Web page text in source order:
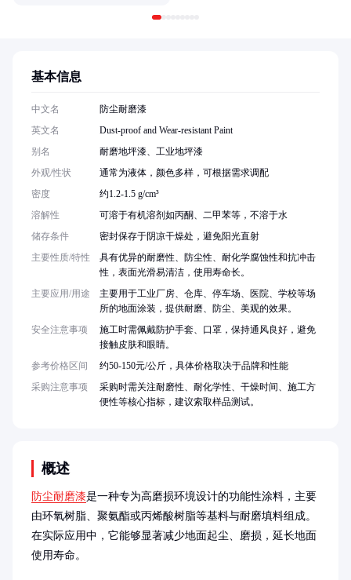
概述
防尘耐磨漆是一种专为高磨损环境设计的功能性涂料，主要
由环氧树脂、聚氨酯或丙烯酸树脂等基料与耐磨填料组成。
在实际应用中，它能够显著减少地面起尘、磨损，延长地面
使用寿命。
基本信息
中文名
防尘耐磨漆
英文名
Dust-proof and Wear-resistant Paint
别名
耐磨地坪漆、工业地坪漆
外观/性状
通常为液体，颜色多样，可根据需求调配
密度
约1.2-1.5 g/cm³
溶解性
可溶于有机溶剂如丙酮、二甲苯等，不溶于水
储存条件
密封保存于阴凉干燥处，避免阳光直射
主要性质/特性
具有优异的耐磨性、防尘性、耐化学腐蚀性和抗冲击
性，表面光滑易清洁，使用寿命长。
主要应用/用途
主要用于工业厂房、仓库、停车场、医院、学校等场
所的地面涂装，提供耐磨、防尘、美观的效果。
安全注意事项
施工时需佩戴防护手套、口罩，保持通风良好，避免
接触皮肤和眼睛。
参考价格区间
约50-150元/公斤，具体价格取决于品牌和性能
采购注意事项
采购时需关注耐磨性、耐化学性、干燥时间、施工方
便性等核心指标，建议索取样品测试。